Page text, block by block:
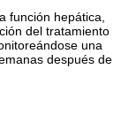
función hepática,
del tratamiento
una
después de